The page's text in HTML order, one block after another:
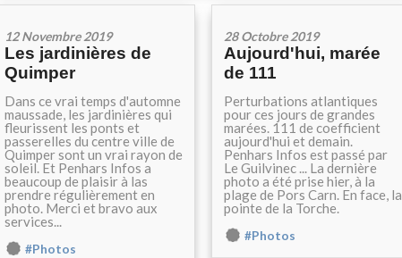
12 Novembre 2019
Les jardinières de
Quimper
Dans ce vrai temps d'automne
maussade, les jardinières qui
fleurissent les ponts et
passerelles du centre ville de
Quimper sont un vrai rayon de
soleil. Et Penhars Infos a
beaucoup de plaisir à las
prendre régulièrement en
photo. Merci et bravo aux
services...
#Photos
28 Octobre 2019
Aujourd'hui, marée
de 111
Perturbations atlantiques
pour ces jours de grandes
marées. 111 de coefficient
aujourd'hui et demain.
Penhars Infos est passé par
Le Guilvinec ... La dernière
photo a été prise hier, à la
plage de Pors Carn. En face, la
pointe de la Torche.
#Photos